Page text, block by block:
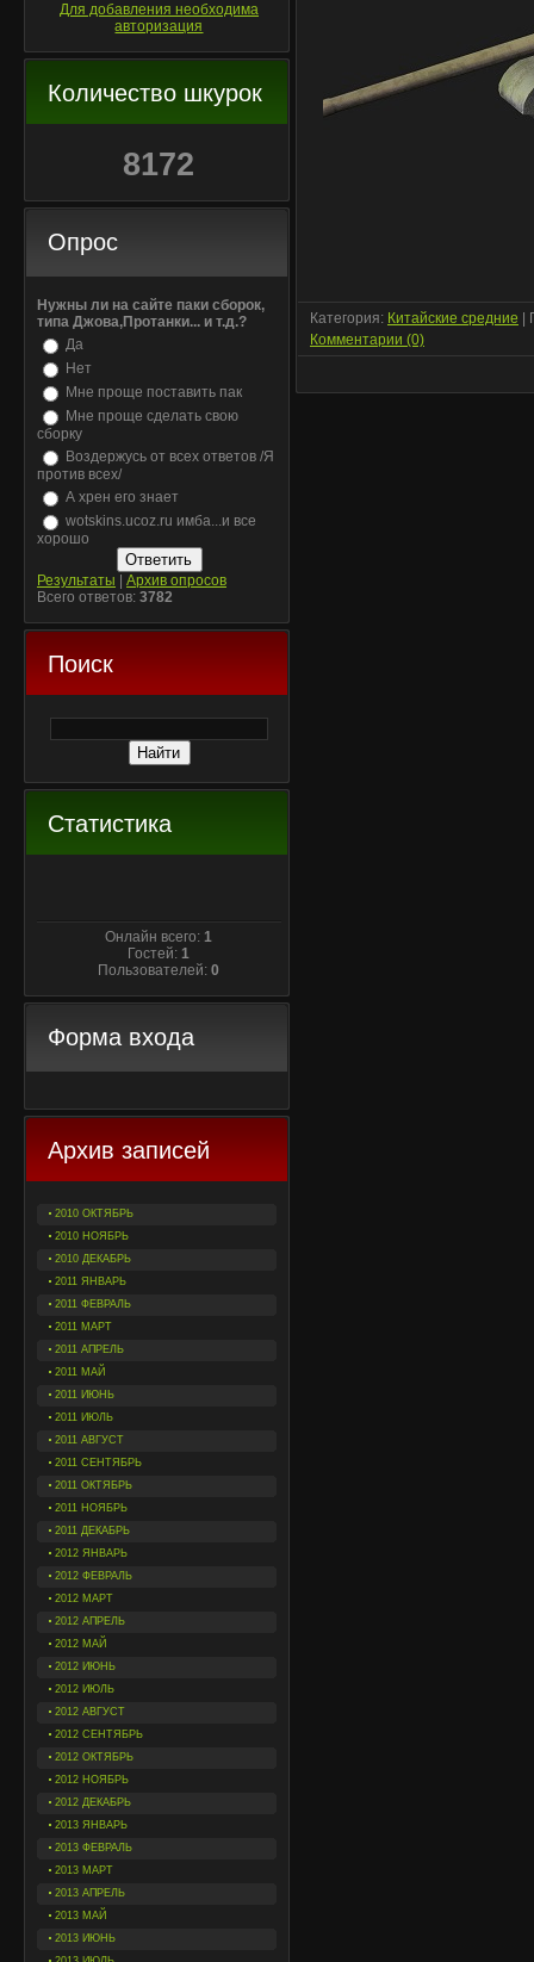
Для добавления необходима
авторизация
Количество шкурок
8172
Опрос
Нужны ли на сайте паки сборок,
типа Джова,Протанки... и т.д.?
Да
Нет
Мне проще поставить пак
Мне проще сделать свою
сборку
Воздержусь от всех ответов /Я
против всех/
А хрен его знает
wotskins.ucoz.ru имба...и все
хорошо
Результаты
Архив опросов
Всего ответов: 3782
Поиск
Статистика
Онлайн всего:1
Гостей:1
Пользователей:0
Форма входа
Архив записей
2010 ОКТЯБРЬ
2010 НОЯБРЬ
2010 ДЕКАБРЬ
2011 ЯНВАРЬ
2011 ФЕВРАЛЬ
2011 МАРТ
2011 АПРЕЛЬ
2011 МАЙ
2011 ИЮНЬ
2011 ИЮЛЬ
2011 АВГУСТ
2011 СЕНТЯБРЬ
2011 ОКТЯБРЬ
2011 НОЯБРЬ
2011 ДЕКАБРЬ
2012 ЯНВАРЬ
2012 ФЕВРАЛЬ
2012 МАРТ
2012 АПРЕЛЬ
2012 МАЙ
2012 ИЮНЬ
2012 ИЮЛЬ
2012 АВГУСТ
2012 СЕНТЯБРЬ
2012 ОКТЯБРЬ
2012 НОЯБРЬ
2012 ДЕКАБРЬ
2013 ЯНВАРЬ
2013 ФЕВРАЛЬ
2013 МАРТ
2013 АПРЕЛЬ
2013 МАЙ
2013 ИЮНЬ
Категория: Китайские средние |
Комментарии (0)